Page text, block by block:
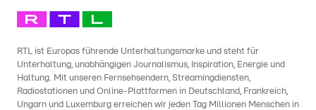
RTL ist Europas führende Unterhaltungsmarke und steht für
Unterhaltung, unabhängigen Journalismus, Inspiration, Energie und
Haltung. Mit unseren Fernsehsendern, Streamingdiensten,
Radiostationen und Online-Plattformen in Deutschland, Frankreich,
Ungarn und Luxemburg erreichen wir jeden Tag Millionen Menschen in